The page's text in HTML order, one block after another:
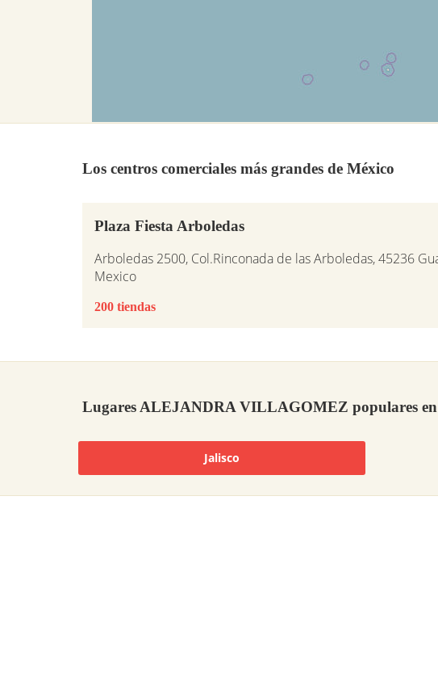
Los centros comerciales más grandes de México
Plaza Fiesta Arboledas
Arboledas 2500, Col.Rinconada de las Arboledas, 45236
Mexico
200 tiendas
Lugares ALEJANDRA VILLAGOMEZ populares
Jalisco